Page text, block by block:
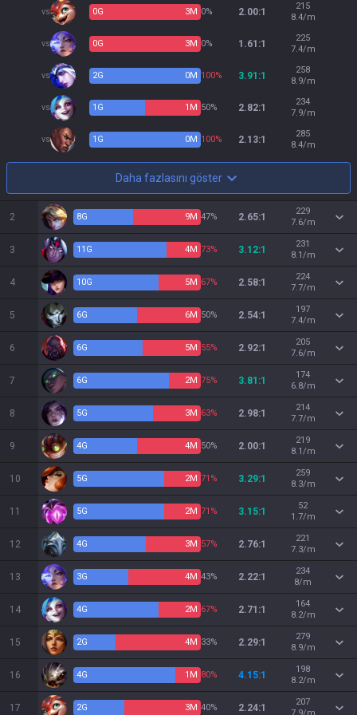
vs 0G 3M 0% 2.00:1
215
8.4/m
vs 0G 3M 0% 1.61:1
225
7.4/m
vs 2G 0M 100% 3.91:1
258
8.9/m
vs 1 G 1 M 50% 2.82:1
234
7.9/m
vs 1 G 0M 100% 2.13:1
285
8.4/m
Daha fazlasını göster
2 8G 9M 47% 2.65:1
229
7.6/m
3 11 G 4M 73% 3.12:1
231
8.1/m
4 10G 5M 67% 2.58:1
224
7.7/m
5 6G 6M 50% 2.54:1
197
7.4/m
6 6G 5M 55% 2.92:1
205
7.6/m
7 6G 2M 75% 3.81:1
174
6.8/m
8 5G 3M 63% 2.98:1
214
7.7/m
9 4G 4M 50% 2.00:1
219
8.1/m
10 5G 2M 71% 3.29:1
259
8.3/m
11 5G 2M 71% 3.15:1
52
1.7/m
12 4G 3M 57% 2.76:1
221
7.3/m
13 3G 4M 43% 2.22:1
234
8/m
14 4G 2M 67% 2.71:1
164
8.2/m
15 2G 4M 33% 2.29:1
279
8.9/m
16 4G 1 M 80% 4.15:1
198
8.2/m
17 2G 3M 40% 2.24:1
207